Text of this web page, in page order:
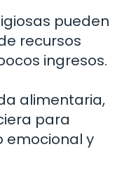
pueden
recursos
ingresos.
alimentaria,
para
emocional y